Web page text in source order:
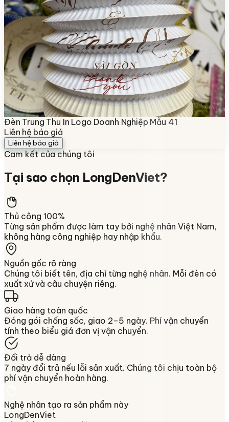
Đèn Trung Thu In Logo Doanh Nghiệp Mẫu 41
Liên hệ báo giá
Liên hệ báo giá
Cam kết của chúng tôi
Tại sao chọn LongDenViet?
Thủ công 100%
Từng sản phẩm được làm tay bởi nghệ nhân Việt Nam,
không hàng công nghiệp hay nhập khẩu.
Nguồn gốc rõ ràng
Chúng tôi biết tên, địa chỉ từng nghệ nhân. Mỗi đèn có
xuất xứ và câu chuyện riêng.
Giao hàng toàn quốc
Đóng gói chống sốc, giao 2–5 ngày. Phí vận chuyển
tính theo biểu giá đơn vị vận chuyển.
Đổi trả dễ dàng
7 ngày đổi trả nếu lỗi sản xuất. Chúng tôi chịu toàn bộ
phí vận chuyển hoàn hàng.
Nghệ nhân tạo ra sản phẩm này
LongDenViet